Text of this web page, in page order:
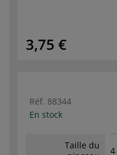
3,75 €
Réf. 88344
En stock
Taille du
4